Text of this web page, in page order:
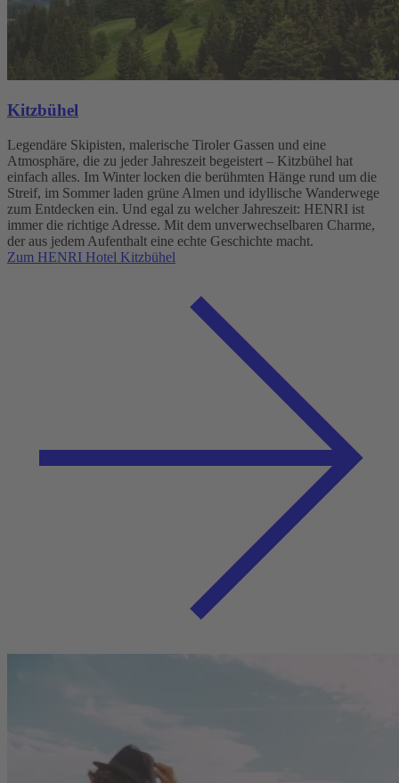
Kitzbühel
Legendäre Skipisten, malerische Tiroler Gassen und eine
Atmosphäre, die zu jeder Jahreszeit begeistert – Kitzbühel hat
einfach alles. Im Winter locken die berühmten Hänge rund um die
Streif, im Sommer laden grüne Almen und idyllische Wanderwege
zum Entdecken ein. Und egal zu welcher Jahreszeit: HENRI ist
immer die richtige Adresse. Mit dem unverwechselbaren Charme,
der aus jedem Aufenthalt eine echte Geschichte macht.
Zum HENRI Hotel Kitzbühel